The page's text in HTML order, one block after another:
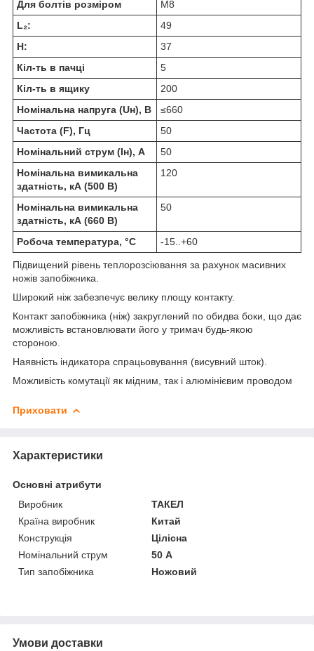
Для болтів розміром
М8
L₂:
49
H:
37
Кіл-ть в пачці
5
Кіл-ть в ящику
200
Номінальна напруга (Uн), В
≤660
Частота (F), Гц
50
Номінальний струм (Iн), А
50
Номінальна вимикальна
здатність, кА (500 В)
120
Номінальна вимикальна
здатність, кА (660 В)
50
Робоча температура, °C -15..+60
Підвищений рівень теплорозсіювання за рахунок масивних
ножів запобіжника.
Широкий ніж забезпечує велику площу контакту.
Контакт запобіжника (ніж) закруглений по обидва боки, що дає
можливість встановлювати його у тримач будь-якою
стороною.
Наявність індикатора спрацьовування (висувний шток).
Можливість комутації як мідним, так і алюмінієвим проводом
Приховати
Характеристики
Основні атрибути
Виробник
ТАКЕЛ
Країна виробник
Китай
Конструкція
Цілісна
Номінальний струм
50 А
Тип запобіжника
Ножовий
Умови доставки